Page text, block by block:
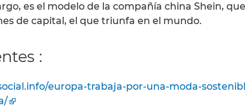
es el modelo de la compañía china Shein,
de capital, el que triunfa en el mundo.
:
europa-trabaja-por-una-moda-